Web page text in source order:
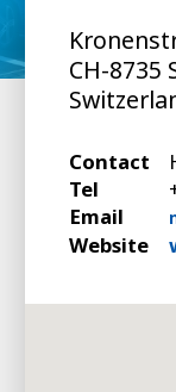
CH-8735
Contact
Tel
Email
Website